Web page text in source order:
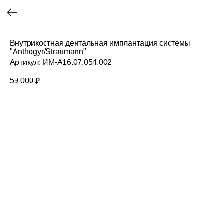
Внутрикостная дентальная имплантация системы
"Anthogyr/Straumann"
Артикул: ИМ-А16.07.054.002
59 000 ₽